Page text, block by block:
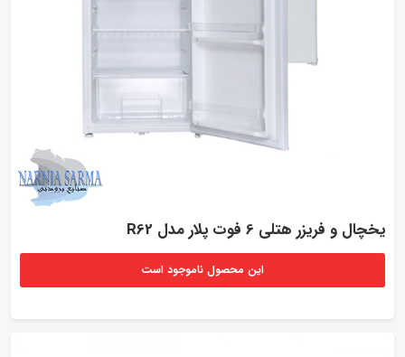
یخچال و فریزر هتلی 6 فوت پلار مدل R62
این محصول ناموجود است